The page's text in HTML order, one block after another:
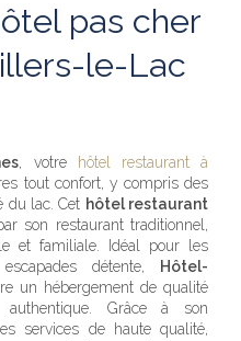
pas cher
le-Lac
, votre
hôtel restaurant à
tout confort, y compris des
du lac. Cet hôtel restaurant
son restaurant traditionnel,
et familiale. Idéal pour les
détente,
Hôtel-
un hébergement de qualité
Grâce à son
services de haute qualité,